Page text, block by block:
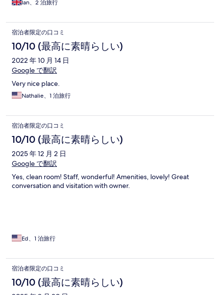
Ian、2 泊旅行
宿泊者限定の口コミ
10/10 (最高に素晴らしい)
2022 年 10 月 14 日
Google で翻訳
Very nice place.
Nathalie、1 泊旅行
宿泊者限定の口コミ
10/10 (最高に素晴らしい)
2025 年 12 月 2 日
Google で翻訳
Yes, clean room! Staff, wonderful! Amenities, lovely! Great
conversation and visitation with owner.
Ed、1 泊旅行
宿泊者限定の口コミ
10/10 (最高に素晴らしい)